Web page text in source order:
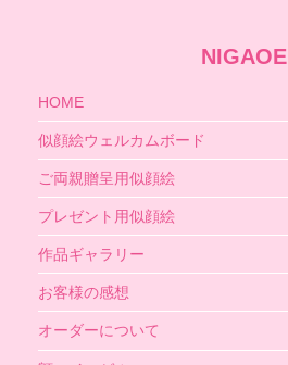
NIGAOE
HOME
似顔絵ウェルカムボード
ご両親贈呈用似顔絵
プレゼント用似顔絵
作品ギャラリー
お客様の感想
オーダーについて